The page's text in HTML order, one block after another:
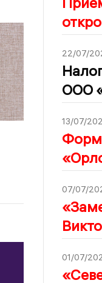
22/07/
ООО
13/07/
07/07/
01/07/